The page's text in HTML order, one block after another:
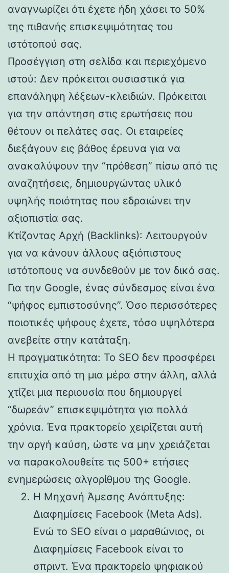
αναγνωρίζει ότι έχετε ήδη χάσει το 50%
της πιθανής επισκεψιμότητας του
ιστότοπού σας.
Προσέγγιση στη σελίδα και περιεχόμενο
ιστού: Δεν πρόκειται ουσιαστικά για
επανάληψη λέξεων-κλειδιών. Πρόκειται
για την απάντηση στις ερωτήσεις που
θέτουν οι πελάτες σας. Οι εταιρείες
διεξάγουν εις βάθος έρευνα για να
ανακαλύψουν την “πρόθεση” πίσω από τις
αναζητήσεις, δημιουργώντας υλικό
υψηλής ποιότητας που εδραιώνει την
αξιοπιστία σας.
Κτίζοντας Αρχή (Backlinks): Λειτουργούν
για να κάνουν άλλους αξιόπιστους
ιστότοπους να συνδεθούν με τον δικό σας.
Για την Google, ένας σύνδεσμος είναι ένα
“ψήφος εμπιστοσύνης”. Όσο περισσότερες
ποιοτικές ψήφους έχετε, τόσο υψηλότερα
ανεβείτε στην κατάταξη.
Η πραγματικότητα: Το SEO δεν προσφέρει
επιτυχία από τη μια μέρα στην άλλη, αλλά
χτίζει μια περιουσία που δημιουργεί
“δωρεάν” επισκεψιμότητα για πολλά
χρόνια. Ένα πρακτορείο χειρίζεται αυτή
την αργή καύση, ώστε να μην χρειάζεται
να παρακολουθείτε τις 500+ ετήσιες
ενημερώσεις αλγορίθμου της Google.
Η Μηχανή Άμεσης Ανάπτυξης:
Διαφημίσεις Facebook (Meta Ads).
Ενώ το SEO είναι ο μαραθώνιος, οι
Διαφημίσεις Facebook είναι το
σπριντ. Ένα πρακτορείο ψηφιακού